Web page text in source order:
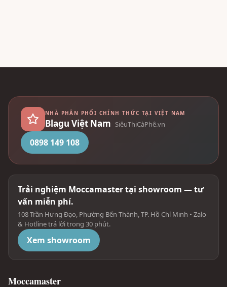
NHÀ PHÂN PHỐI CHÍNH THỨC TẠI VIỆT NAM
Blagu Việt Nam SiêuThiCàPhê.vn
0898 149 108
Trải nghiệm Moccamaster tại showroom — tư
vấn miễn phí.
108 Trần Hưng Đạo, Phường Bến Thành, TP. Hồ Chí Minh • Zalo
& Hotline trả lời trong 30 phút.
Xem showroom
Moccamaster